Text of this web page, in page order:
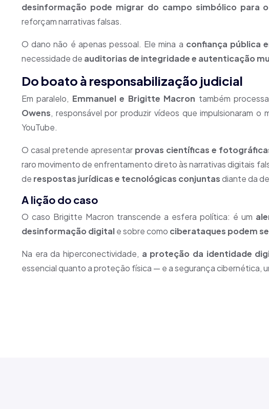
desinformação pode migrar do campo simbólico para
reforçam narrativas falsas.
O dano não é apenas pessoal. Ele mina a confiança pública
necessidade de auditorias de integridade e autenticação
Do boato à responsabilização judicial
Em paralelo, Emmanuel e Brigitte Macron também
Owens, responsável por produzir vídeos que impulsionaram o
YouTube.
O casal pretende apresentar provas científicas e
raro movimento de enfrentamento direto às narrativas digitais
de respostas jurídicas e tecnológicas conjuntasdiante da
A lição do caso
O caso Brigitte Macron transcende a esfera política: é um
desinformação digitale sobre como ciberataques podem
Na era da hiperconectividade, a proteção da identidade
essencial quanto a proteção física — e a segurança cibernética,